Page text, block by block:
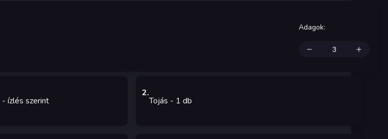
Adagok:
- ízlés szerint
2.
Tojás - 1 db